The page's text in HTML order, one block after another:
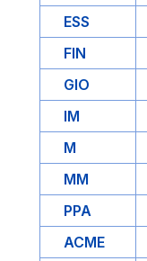
ESS
FIN
GIO
IM
M
MM
PPA
ACME